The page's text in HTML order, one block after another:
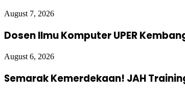
August 7, 2026
Dosen Ilmu Komputer UPER
August 6, 2026
Semarak Kemerdekaan! JAH